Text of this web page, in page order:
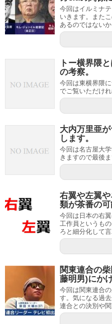
今回はイルミナ
いきます。また
あるのではない
トー横界隈
の考察。
今回は東横界隈
でご覧いただけれ
大内万里亜
します。
今回は名古屋大
きますので最後
右翼や左翼
類が茶番の可
今回は日本の右
工作員というも
ろと細分化して
関東連合の
藤明男)にか
今回は関東連合
す。気になる過
連合との決別や